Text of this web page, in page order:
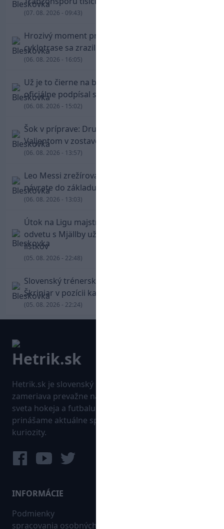
(07. 08. 2026 - 09:43)
Hrozivý moment pre Zdena Cháru! Na
cyklotrase sa zrazil s bežcom
(06. 08. 2026 - 16:05)
Už je to čierne na bielom: Mohamed Salah
oficiálne podpísal s Trabzonsporom
(06. 08. 2026 - 15:02)
Šok v príprave: Druholigová Mallorca s
Valjentom v zostave zdolala PSG
(06. 08. 2026 - 13:57)
Leo Messi zrežíroval obrat Interu Miami, pri
návrate do základu strelil dva góly
(06. 08. 2026 - 13:03)
Útok na Ligu majstrov láka! Slovan hlási na
odvetu s Mjällby už viac ako 13-tisíc predaných
lístkov
(05. 08. 2026 - 22:48)
Slovenský trénerský súboj pre Borbélyho,
Škriniar v pozícii kapitána potiahol Fenerbahce
(05. 08. 2026 - 22:24)
Hetrik.sk je slovenský športový portál, ktorý sa
zameriava prevažne na najnovšie informácie zo
sveta hokeja a futbalu. Pravidelne na dennej báze
prinášame aktuálne správy, góly, zaujímavosti a
kuriozity.
INFORMÁCIE
Podmienky
spracovania osobných